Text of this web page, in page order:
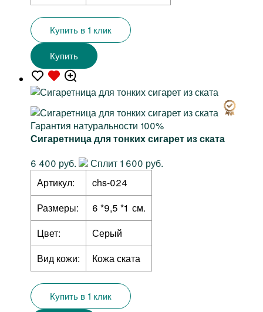
Купить в 1 клик
Купить
Гарантия натуральности 100%
Сигаретница для тонких сигарет из ската
6 400 руб.
Сплит 1 600 руб.
Артикул:
chs-024
Размеры:
6 *9,5 *1 см.
Цвет:
Серый
Вид кожи:
Кожа ската
Купить в 1 клик